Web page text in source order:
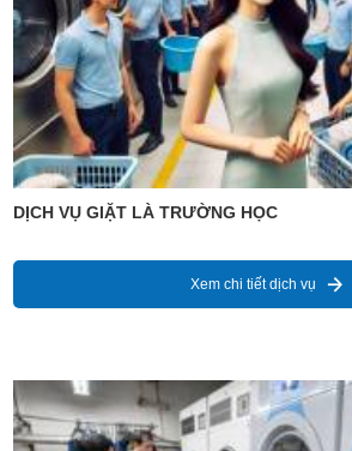
DỊCH VỤ GIẶT LÀ TRƯỜNG HỌC
Xem chi tiết dịch vụ